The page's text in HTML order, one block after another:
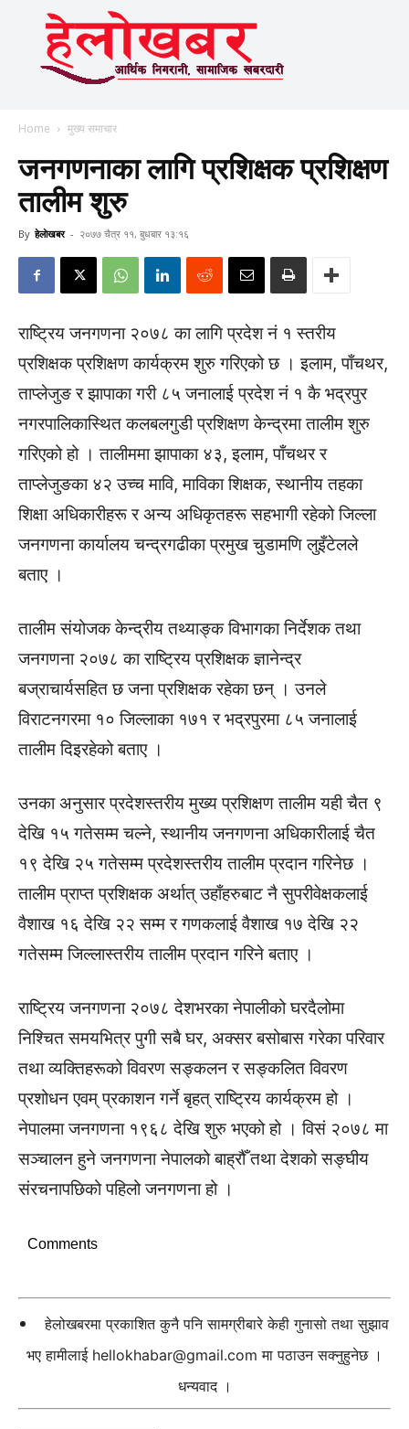
Home मुख्य समाचार
जनगणनाका लागि प्रशिक्षक प्रशिक्षण
तालीम शुरु
By हेलाेखबर - २०७७ चैत्र ११, बुधबार १३:१६
राष्ट्रिय जनगणना २०७८ का लागि प्रदेश नं १ स्तरीय
प्रशिक्षक प्रशिक्षण कार्यक्रम शुरु गरिएको छ । इलाम, पाँचथर,
ताप्लेजुङ र झापाका गरी ८५ जनालाई प्रदेश नं १ कै भद्रपुर
नगरपालिकास्थित कलबलगुडी प्रशिक्षण केन्द्रमा तालीम शुरु
गरिएको हो । तालीममा झापाका ४३, इलाम, पाँचथर र
ताप्लेजुङका ४२ उच्च मावि, माविका शिक्षक, स्थानीय तहका
शिक्षा अधिकारीहरू र अन्य अधिकृतहरू सहभागी रहेको जिल्ला
जनगणना कार्यालय चन्द्रगढीका प्रमुख चुडामणि लुइँटेलले
बताए ।
तालीम संयोजक केन्द्रीय तथ्याङ्क विभागका निर्देशक तथा
जनगणना २०७८ का राष्ट्रिय प्रशिक्षक ज्ञानेन्द्र
बज्राचार्यसहित छ जना प्रशिक्षक रहेका छन् । उनले
विराटनगरमा १० जिल्लाका १७१ र भद्रपुरमा ८५ जनालाई
तालीम दिइरहेको बताए ।
उनका अनुसार प्रदेशस्तरीय मुख्य प्रशिक्षण तालीम यही चैत ९
देखि १५ गतेसम्म चल्ने, स्थानीय जनगणना अधिकारीलाई चैत
१९ देखि २५ गतेसम्म प्रदेशस्तरीय तालीम प्रदान गरिनेछ ।
तालीम प्राप्त प्रशिक्षक अर्थात् उहाँहरुबाट नै सुपरीवेक्षकलाई
वैशाख १६ देखि २२ सम्म र गणकलाई वैशाख १७ देखि २२
गतेसम्म जिल्लास्तरीय तालीम प्रदान गरिने बताए ।
राष्ट्रिय जनगणना २०७८ देशभरका नेपालीको घरदैलोमा
निश्चित समयभित्र पुगी सबै घर, अक्सर बसोबास गरेका परिवार
तथा व्यक्तिहरूको विवरण सङ्कलन र सङ्कलित विवरण
प्रशोधन एवम् प्रकाशन गर्ने बृहत् राष्ट्रिय कार्यक्रम हो ।
नेपालमा जनगणना १९६८ देखि शुरु भएको हो । विसं २०७८ मा
सञ्चालन हुने जनगणना नेपालको बाह्रौँ तथा देशको सङ्घीय
संरचनापछिको पहिलो जनगणना हो ।
Comments
हेलोखबरमा प्रकाशित कुनै पनि सामग्रीबारे केही गुनासो तथा सुझाव
भए हामीलाई hellokhabar@gmail.com मा पठाउन सक्नुहुनेछ ।
धन्यवाद ।